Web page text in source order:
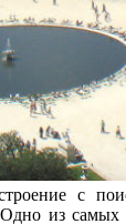
с
из самых